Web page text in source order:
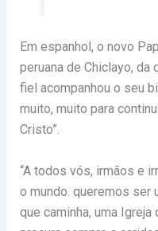
Em espanhol, o novo
peruana de Chiclayo, da
fiel acompanhou o seu
muito, muito para
Cristo”.
“A todos vós, irmãos e
o mundo. queremos ser
que caminha, uma